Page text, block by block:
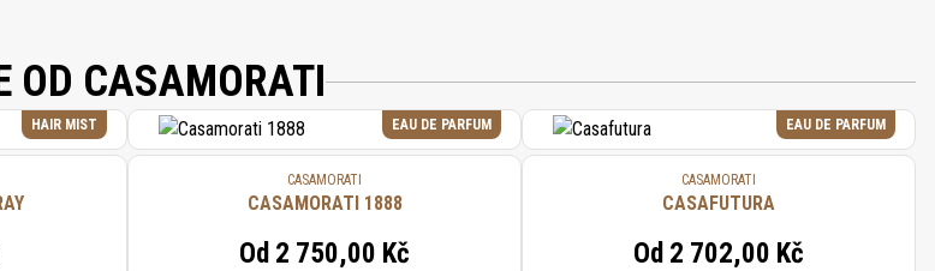
OD CASAMORATI
HAIR MIST EAU DE PARFUM
CASAMORATI
CASAMORATI 1888
Od 2 750,00 Kč
EAU DE PARFUM
CASAMORATI
CASAFUTURA
Od 2 702,00 Kč